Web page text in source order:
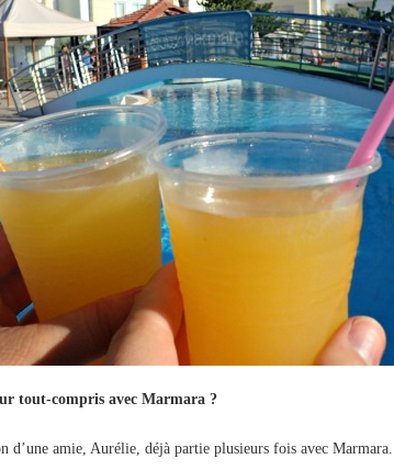
tout-compris avec Marmara ?
d’une amie, Aurélie, déjà partie plusieurs fois avec